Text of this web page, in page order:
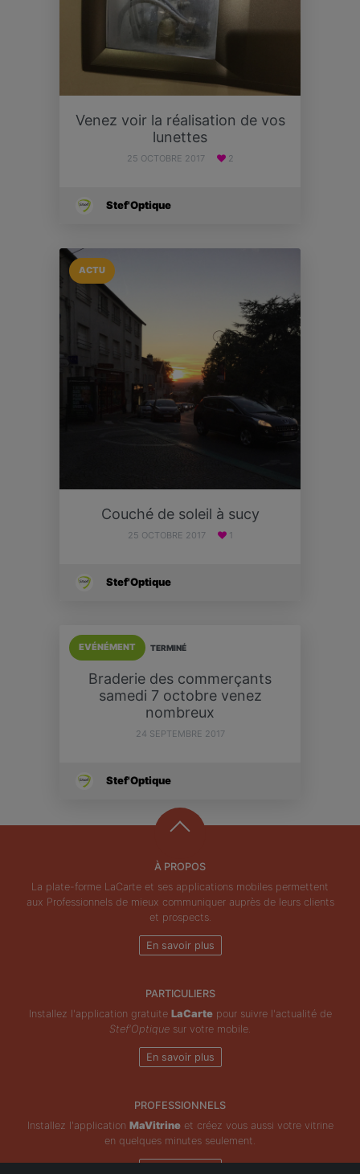
Venez voir la réalisation de vos
lunettes
25 OCTOBRE 2017 2
Stef'Optique
ACTU
Couché de soleil à sucy
25 OCTOBRE 2017 1
Stef'Optique
TERMINÉ
EVÉNÉMENT
Braderie des commerçants
samedi 7 octobre venez
nombreux
24 SEPTEMBRE 2017
Stef'Optique
À PROPOS
La plate-forme LaCarte et ses applications mobiles permettent
aux Professionnels de mieux communiquer auprès de leurs clients
et prospects.
En savoir plus
PARTICULIERS
Installez l'application gratuite LaCartepour suivre l'actualité de
Stef'Optique sur votre mobile.
En savoir plus
PROFESSIONNELS
Installez l'application MaVitrineet créez vous aussi votre vitrine
en quelques minutes seulement.